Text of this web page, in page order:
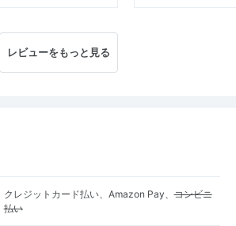
レビューをもっと見る
クレジットカード払い、Amazon Pay、コンビニ
払い